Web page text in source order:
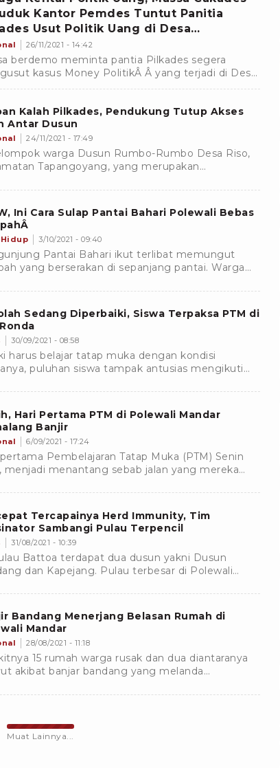
Kantor Pemdes Tuntut Panitia
Usut Politik Uang di Desa
26/11/2021 - 14:42
berdemo meminta pantia Pilkades segera
kasus Money PolitikÂ Â yang terjadi di Desa
pada Pilkades serentak lalu oleh salah satu
Kalah Pilkades, Pendukung Tutup Akses
Antar Dusun
24/11/2021 - 17:49
warga Dusun Rumbo-Rumbo Desa Riso,
Tapangoyang, yang merupakan
pemblokiran jalan penghubung antar dusun.
Ini Cara Sulap Pantai Bahari Polewali Bebas
Hidup 3/10/2021 - 09:40
Pantai Bahari ikut terlibat memungut
yang berserakan di sepanjang pantai. Warga
organik.
Sedang Diperbaiki, Siswa Terpaksa PTM di
30/09/2021 - 08:58
harus belajar tatap muka dengan kondisi
puluhan siswa tampak antusias mengikuti
Hari Pertama PTM di Polewali Mandar
Banjir
6/09/2021 - 17:24
Pembelajaran Tatap Muka (PTM) Senin
menjadi menantang sebab jalan yang mereka
Tercapainya Herd Immunity, Tim
Sambangi Pulau Terpencil
31/08/2021 - 10:39
Battoa terdapat dua dusun yakni Dusun
dan Kapejang. Pulau terbesar di Polewali
Bandang Menerjang Belasan Rumah di
Mandar
28/08/2021 - 11:18
15 rumah warga rusak dan dua diantaranya
akibat banjar bandang yang melanda
Muat Lainnya...